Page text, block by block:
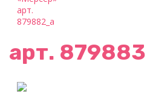
арт. 879883